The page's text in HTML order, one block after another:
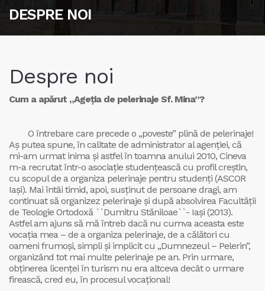
DESPRE NOI
Despre noi
Cum a apărut „Ageţia de pelerinaje Sf. Mina”?
O întrebare care precede o „poveste” plină de pelerinaje!
Aş putea spune, în calitate de administrator al agenţiei, că
mi-am urmat inima şi astfel în toamna anului 2010, Cineva
m-a recrutat într-o asociaţie studenţească cu profil creştin,
cu scopul de a organiza pelerinaje pentru studenţi (ASCOR
Iași). Mai întâi timid, apoi, susţinut de persoane dragi, am
continuat să organizez pelerinaje şi după absolvirea Facultăţii
de Teologie Ortodoxă ``Dumitru Stăniloae``- Iaşi (2013).
Astfel am ajuns să mă întreb dacă nu cumva aceasta este
vocaţia mea – de a organiza pelerinaje, de a călători cu
oameni frumoşi, simpli şi implicit cu „Dumnezeul – Pelerin”,
organizând tot mai multe pelerinaje pe an. Prin urmare,
obţinerea licenţei în turism nu era altceva decât o urmare
firească, cred eu, în procesul vocaţional!